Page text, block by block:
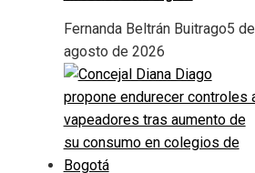
Fernanda Beltrán Buitrago5 de
agosto de 2026